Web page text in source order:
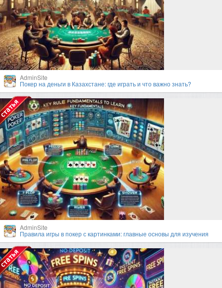
AdminSite
Покер на деньги в Казахстане: где играть и что важно знать?
AdminSite
Правила игры в покер с картинками: главные основы для изучения